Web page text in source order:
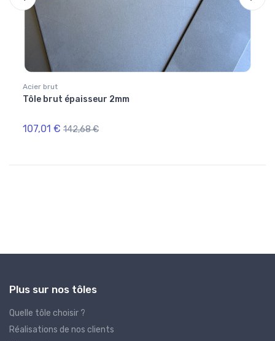
Acier brut
Tôle brut épaisseur 2mm
107,01 € 142,68 €
Plus sur nos tôles
Quelle tôle choisir ?
Réalisations de nos clients